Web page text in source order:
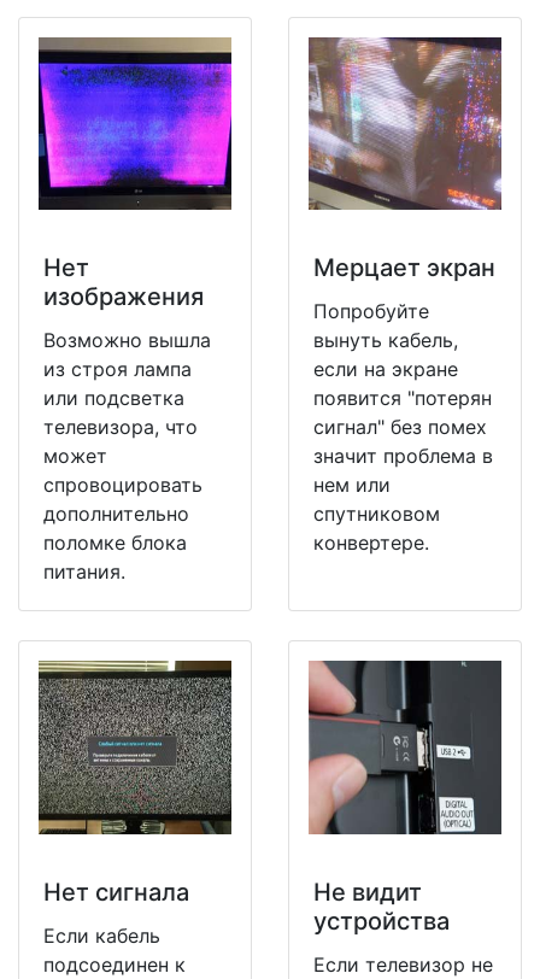
Нет
изображения
Возможно вышла
из строя лампа
или подсветка
телевизора, что
может
спровоцировать
дополнительно
поломке блока
питания.
Мерцает экран
Попробуйте
вынуть кабель,
если на экране
появится "потерян
сигнал" без помех
значит проблема в
нем или
спутниковом
конвертере.
Нет сигнала
Если кабель
подсоединен к
Не видит
устройства
Если телевизор не